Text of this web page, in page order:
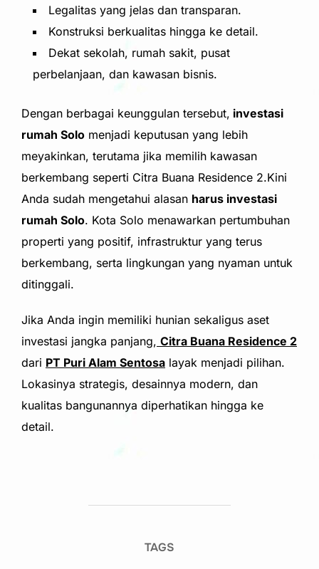
Legalitas yang jelas dan transparan.
Konstruksi berkualitas hingga ke detail.
Dekat sekolah, rumah sakit, pusat
perbelanjaan, dan kawasan bisnis.
Dengan berbagai keunggulan tersebut, investasi
rumah Solo menjadi keputusan yang lebih
meyakinkan, terutama jika memilih kawasan
berkembang seperti Citra Buana Residence 2.Kini
Anda sudah mengetahui alasan harus investasi
rumah Solo. Kota Solo menawarkan pertumbuhan
properti yang positif, infrastruktur yang terus
berkembang, serta lingkungan yang nyaman untuk
ditinggali.
Jika Anda ingin memiliki hunian sekaligus aset
investasi jangka panjang, Citra Buana Residence 2
dari PT Puri Alam Sentosa layak menjadi pilihan.
Lokasinya strategis, desainnya modern, dan
kualitas bangunannya diperhatikan hingga ke
detail.
TAGS